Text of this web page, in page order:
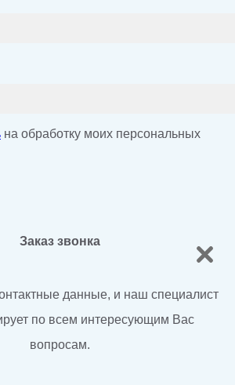
на обработку моих персональных
Заказ звонка
данные, и наш специалист
по всем интересующим Вас
вопросам.